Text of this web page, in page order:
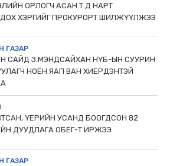
ОРЛОГЧ АСАН Т.Д НАРТ
ХЭРГИЙГ ПРОКУРОРТ ШИЛЖҮҮЛЖЭЭ
ГАЗАР
САЙД З.МЭНДСАЙХАН НҮБ-ЫН СУУРИН
НОЁН ЯАП ВАН ХИЕРДЭНТЭЙ
ҮЕРИЙН УСАНД БООГДСОН 82
ДУУДЛАГА ОБЕГ-Т ИРЖЭЭ
ГАЗАР